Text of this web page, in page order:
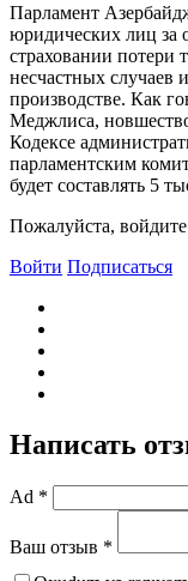
Парламент
юридических лиц за
страховании потери
несчастных случаев
производстве. Как
Меджлиса,
Кодексе
парламентским
будет составлять 5
Пожалуйста,
Войти Подписаться
Написать
Ad *
Ваш отзыв *